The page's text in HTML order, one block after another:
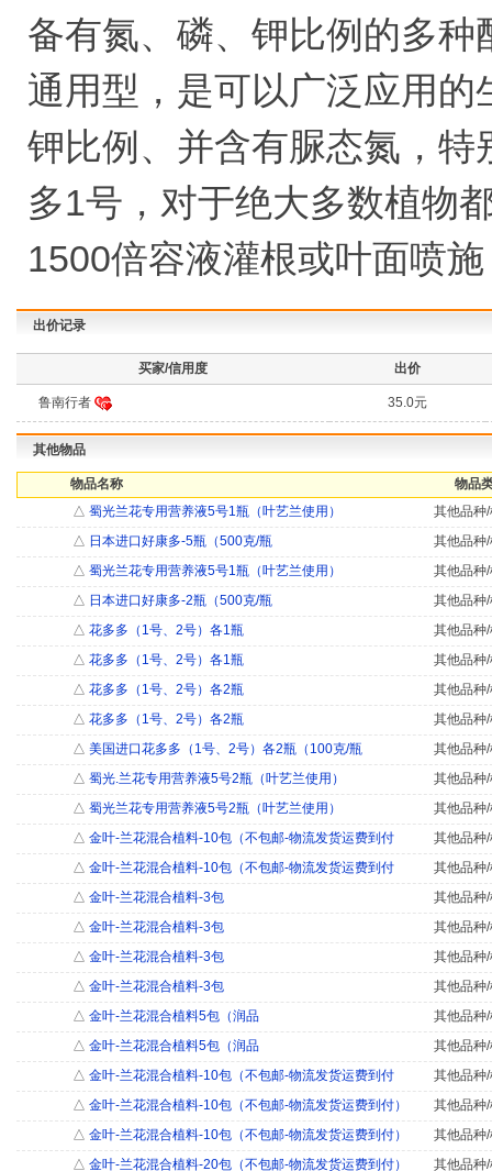
备有氮、磷、钾比例的多
通用型，是可以广泛应用
钾比例、并含有脲态氮，
多1号，对于绝大多数植物
1500倍容液灌根或叶面喷施
出价记录
买家/信用度 出价
鲁南行者 35.0元
其他物品
物品名称
物品
△ 蜀光兰花专用营养液5号1瓶（叶艺兰使用）
其他品种
△ 日本进口好康多-5瓶（500克/瓶
其他品种
△ 蜀光兰花专用营养液5号1瓶（叶艺兰使用）
其他品种
△ 日本进口好康多-2瓶（500克/瓶
其他品种
△ 花多多（1号、2号）各1瓶
其他品种
△ 花多多（1号、2号）各1瓶
其他品种
△ 花多多（1号、2号）各2瓶
其他品种
△ 花多多（1号、2号）各2瓶
其他品种
△ 美国进口花多多（1号、2号）各2瓶（100克/瓶
其他品种
△ 蜀光.兰花专用营养液5号2瓶（叶艺兰使用）
其他品种
△ 蜀光兰花专用营养液5号2瓶（叶艺兰使用）
其他品种
△ 金叶-兰花混合植料-10包（不包邮-物流发货运费到付
其他品种
△ 金叶-兰花混合植料-10包（不包邮-物流发货运费到付
其他品种
△ 金叶-兰花混合植料-3包
其他品种
△ 金叶-兰花混合植料-3包
其他品种
△ 金叶-兰花混合植料-3包
其他品种
△ 金叶-兰花混合植料-3包
其他品种
△ 金叶-兰花混合植料5包（润品
其他品种
△ 金叶-兰花混合植料5包（润品
其他品种
△ 金叶-兰花混合植料-10包（不包邮-物流发货运费到付
其他品种
△ 金叶-兰花混合植料-10包（不包邮-物流发货运费到付）
其他品种
△ 金叶-兰花混合植料-10包（不包邮-物流发货运费到付）
其他品种
△ 金叶-兰花混合植料-20包（不包邮-物流发货运费到付）
其他品种